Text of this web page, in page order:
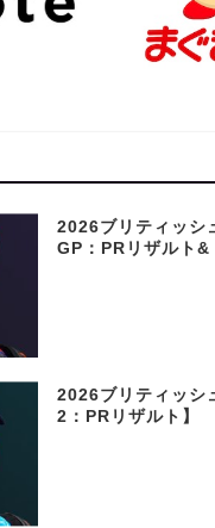
2026ブリティッシ
GP：PRリザルト&
2026ブリティッシ
2：PRリザルト】